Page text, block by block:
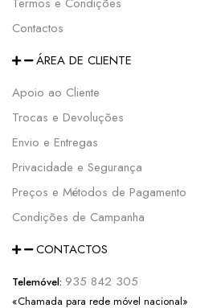
Contactos
ÁREA DE CLIENTE
Apoio ao Cliente
Trocas e Devoluções
Envio e Entregas
Privacidade e Segurança
Preços e Métodos de Pagamento
Condições de Campanha
CONTACTOS
Telemóvel: 935 842 305
«Chamada para rede móvel nacional»